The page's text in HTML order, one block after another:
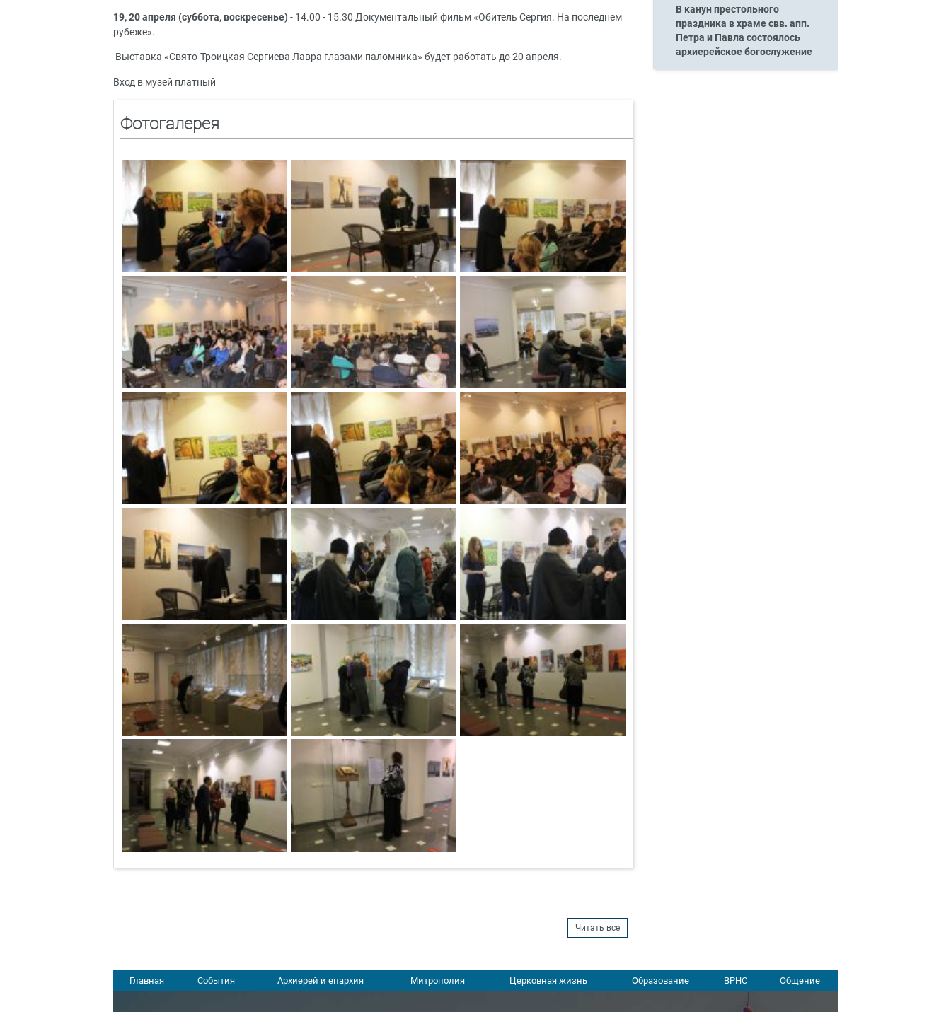
19, 20 апреля (суббота, воскресенье)- 14.00 - 15.30 Документальный фильм «Обитель Сергия. На последнем
рубеже».
Выставка «Свято-Троицкая Сергиева Лавра глазами паломника» будет работать до 20 апреля.
Вход в музей платный
Фотогалерея
Читать все
В канун престольного
праздника в храме свв. апп.
Петра и Павла состоялось
архиерейское богослужение
Главная События Архиерей и епархия Митрополия Церковная жизнь Образование ВРНС Общение